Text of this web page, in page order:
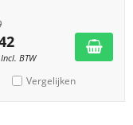
Incl. BTW
Vergelijken